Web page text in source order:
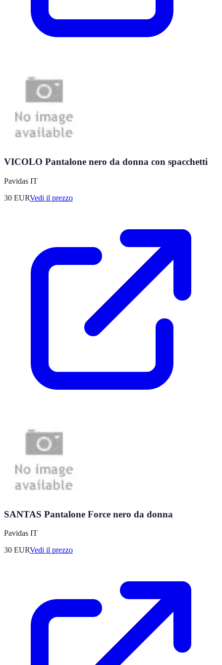
VICOLO Pantalone nero da donna con spacchetti
Pavidas IT
30 EURVedi il prezzo
SANTAS Pantalone Force nero da donna
Pavidas IT
30 EURVedi il prezzo